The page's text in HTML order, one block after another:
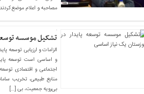
مصاحبه و اعلام موضع
تشکیل موسسه
الزامات و ارزیابی توسعه
و اساسی است توسعه
اجتماعی و اقتصادی
منابع طبیعی، تخریب
بی‌رویه جمعیت، بی […]